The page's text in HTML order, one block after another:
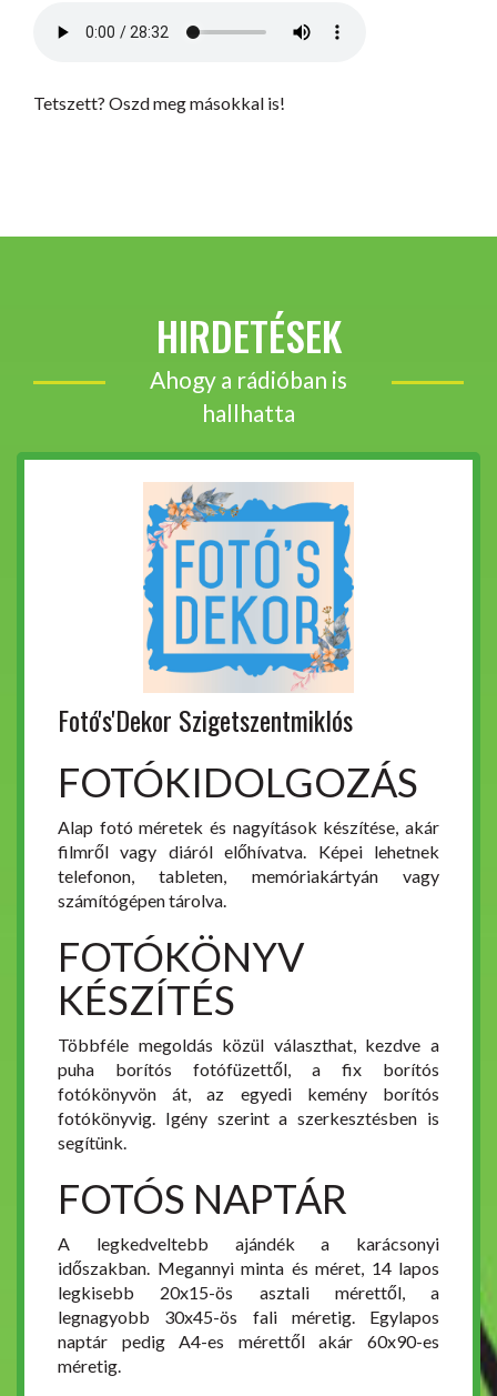
Tetszett? Oszd meg másokkal is!
HIRDETÉSEK
Ahogy a rádióban is
hallhatta
Fotó's'Dekor Szigetszentmiklós
FOTÓKIDOLGOZÁS
Alap fotó méretek és nagyítások készítése, akár
filmről vagy diáról előhívatva. Képei lehetnek
telefonon, tableten, memóriakártyán vagy
számítógépen tárolva.
FOTÓKÖNYV
KÉSZÍTÉS
Többféle megoldás közül választhat, kezdve a
puha borítós fotófüzettől, a fix borítós
fotókönyvön át, az egyedi kemény borítós
fotókönyvig. Igény szerint a szerkesztésben is
segítünk.
FOTÓS NAPTÁR
A legkedveltebb ajándék a karácsonyi
időszakban. Megannyi minta és méret, 14 lapos
legkisebb 20x15-ös asztali mérettől, a
legnagyobb 30x45-ös fali méretig. Egylapos
naptár pedig A4-es mérettől akár 60x90-es
méretig.